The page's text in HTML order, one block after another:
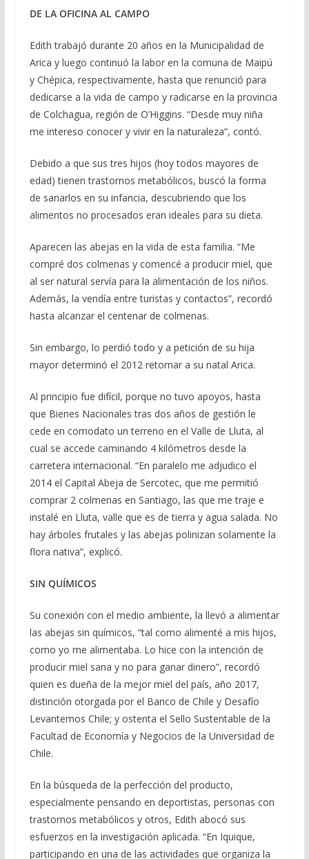
DE LA OFICINA AL CAMPO
Edith trabajó durante 20 años en la Municipalidad de
Arica y luego continuó la labor en la comuna de Maipú
y Chépica, respectivamente, hasta que renunció para
dedicarse a la vida de campo y radicarse en la provincia
de Colchagua, región de O’Higgins. “Desde muy niña
me intereso conocer y vivir en la naturaleza”, contó.
Debido a que sus tres hijos (hoy todos mayores de
edad) tienen trastornos metabólicos, buscó la forma
de sanarlos en su infancia, descubriendo que los
alimentos no procesados eran ideales para su dieta.
Aparecen las abejas en la vida de esta familia. “Me
compré dos colmenas y comencé a producir miel, que
al ser natural servía para la alimentación de los niños.
Además, la vendía entre turistas y contactos”, recordó
hasta alcanzar el centenar de colmenas.
Sin embargo, lo perdió todo y a petición de su hija
mayor determinó el 2012 retornar a su natal Arica.
Al principio fue difícil, porque no tuvo apoyos, hasta
que Bienes Nacionales tras dos años de gestión le
cede en comodato un terreno en el Valle de Lluta, al
cual se accede caminando 4 kilómetros desde la
carretera internacional. “En paralelo me adjudico el
2014 el Capital Abeja de Sercotec, que me permitió
comprar 2 colmenas en Santiago, las que me traje e
instalé en Lluta, valle que es de tierra y agua salada. No
hay árboles frutales y las abejas polinizan solamente la
flora nativa”, explicó.
SIN QUÍMICOS
Su conexión con el medio ambiente, la llevó a alimentar
las abejas sin químicos, “tal como alimenté a mis hijos,
como yo me alimentaba. Lo hice con la intención de
producir miel sana y no para ganar dinero”, recordó
quien es dueña de la mejor miel del país, año 2017,
distinción otorgada por el Banco de Chile y Desafío
Levantemos Chile; y ostenta el Sello Sustentable de la
Facultad de Economía y Negocios de la Universidad de
Chile.
En la búsqueda de la perfección del producto,
especialmente pensando en deportistas, personas con
trastornos metabólicos y otros, Edith abocó sus
esfuerzos en la investigación aplicada. “En Iquique,
participando en una de las actividades que organiza la